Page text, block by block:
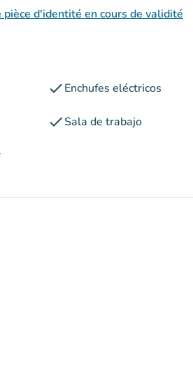
d'identité en cours de validité
checkEnchufes eléctricos
checkSala de trabajo